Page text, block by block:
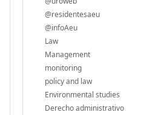
@residentesaeu
@infoAeu
Law
Management
monitoring
policy and law
Environmental studies
Derecho administrativo